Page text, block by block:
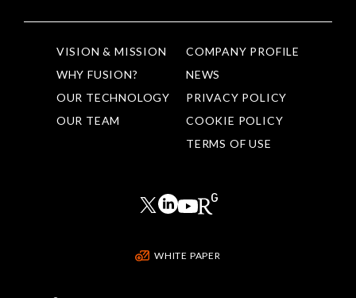
VISION & MISSION
WHY FUSION?
OUR TECHNOLOGY
OUR TEAM
COMPANY PROFILE
NEWS
PRIVACY POLICY
COOKIE POLICY
TERMS OF USE
WHITE PAPER